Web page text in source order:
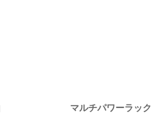
マルチパワーラック